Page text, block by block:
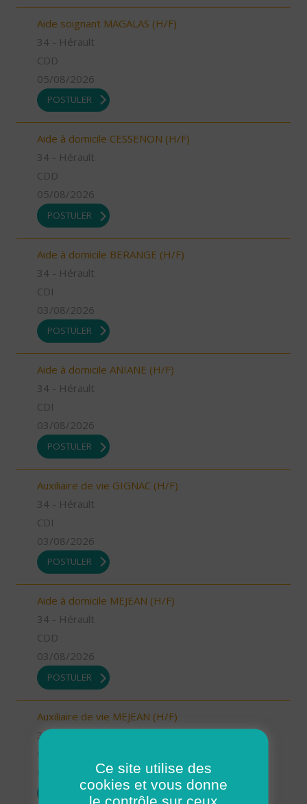
Aide soignant MAGALAS (H/F)
34 - Hérault
CDD
05/08/2026
POSTULER
Aide à domicile CESSENON (H/F)
34 - Hérault
CDD
05/08/2026
POSTULER
Aide à domicile BERANGE (H/F)
34 - Hérault
CDI
03/08/2026
POSTULER
Aide à domicile ANIANE (H/F)
34 - Hérault
CDI
03/08/2026
POSTULER
Auxiliaire de vie GIGNAC (H/F)
34 - Hérault
CDI
03/08/2026
POSTULER
Aide à domicile MEJEAN (H/F)
34 - Hérault
CDD
03/08/2026
POSTULER
Auxiliaire de vie MEJEAN (H/F)
34 - Hérault
POSTULER
Ce site utilise des
cookies et vous donne
le contrôle sur ceux